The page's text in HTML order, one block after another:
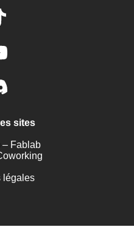
sites
– Fablab
légales